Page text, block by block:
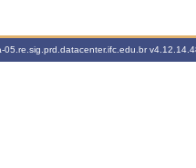
05.re.sig.prd.datacenter.ifc.edu.br